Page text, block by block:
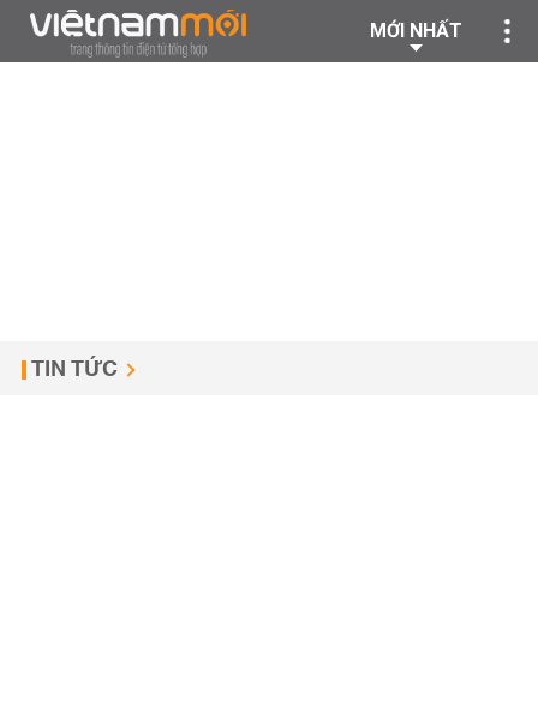
MỚI NHẤT
TIN TỨC